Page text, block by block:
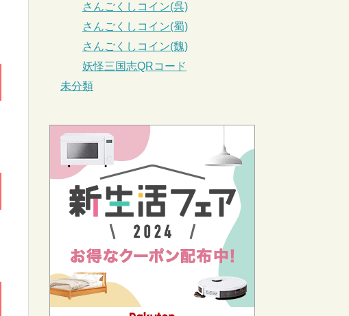
さんごくしコイン(呉)
さんごくしコイン(蜀)
さんごくしコイン(魏)
妖怪三国志QRコード
未分類